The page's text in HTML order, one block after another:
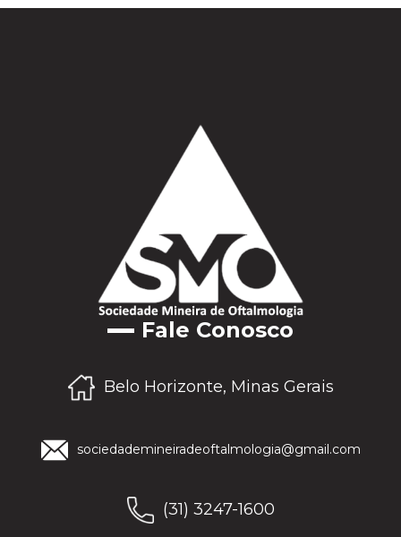
Fale Conosco
Belo Horizonte, Minas Gerais
sociedademineiradeoftalmologia@gmail.com
(31) 3247-1600